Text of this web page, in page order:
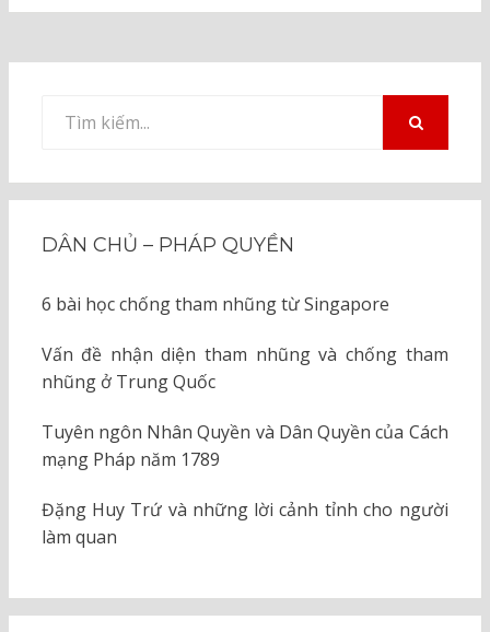
kiếm
DÂN CHỦ – PHÁP QUYỀN
6 bài học chống tham nhũng từ Singapore
Vấn đề nhận diện tham nhũng và chống tham
nhũng ở Trung Quốc
Tuyên ngôn Nhân Quyền và Dân Quyền của Cách
mạng Pháp năm 1789
Đặng Huy Trứ và những lời cảnh tỉnh cho người
làm quan